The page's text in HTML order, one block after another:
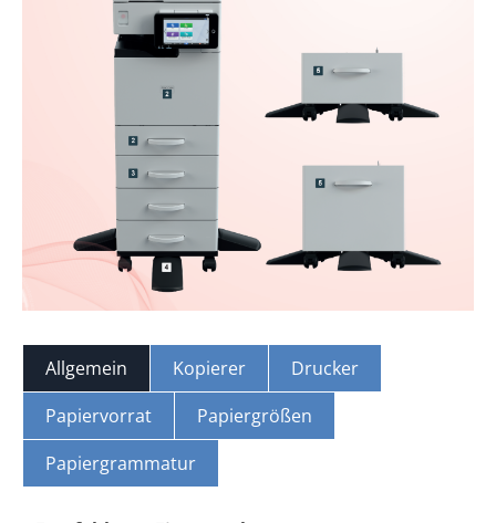
Allgemein Kopierer
Drucker
Papiervorrat
Papiergrößen
Papiergrammatur